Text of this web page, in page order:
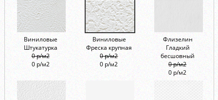
Виниловые
Штукатурка
0 р/м2
0 р/м2
Виниловые
Фреска крупная
0 р/м2
0 р/м2
Флизелин
Гладкий
бесшовный
0 р/м2
0 р/м2